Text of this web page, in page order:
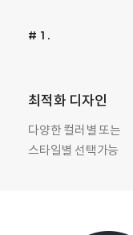
# 1 .
최적화 디자인
다양한 컬러별 또는
스타일별 선택가능